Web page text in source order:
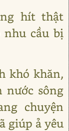
hít thật
nhu cầu bị
khó khăn,
nước sông
chuyện
giúp ả yêu